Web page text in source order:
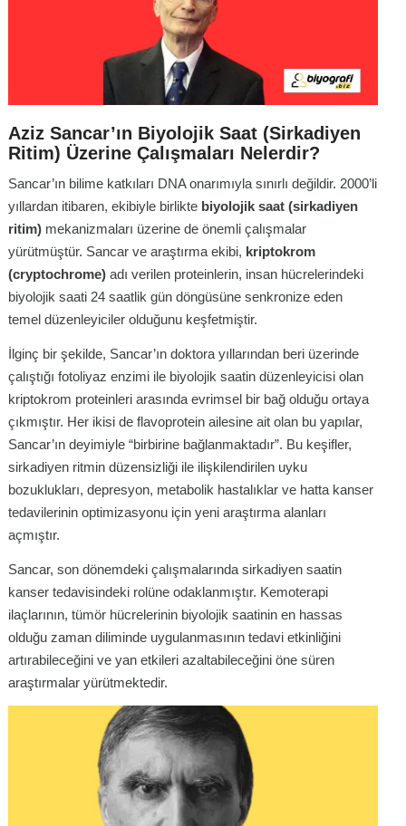
Aziz Sancar’ın Biyolojik Saat (Sirkadiyen
Ritim) Üzerine Çalışmaları Nelerdir?
Sancar’ın bilime katkıları DNA onarımıyla sınırlı değildir. 2000’li
yıllardan itibaren, ekibiyle birlikte biyolojik saat (sirkadiyen
ritim) mekanizmaları üzerine de önemli çalışmalar
yürütmüştür. Sancar ve araştırma ekibi, kriptokrom
(cryptochrome) adı verilen proteinlerin, insan hücrelerindeki
biyolojik saati 24 saatlik gün döngüsüne senkronize eden
temel düzenleyiciler olduğunu keşfetmiştir.
İlginç bir şekilde, Sancar’ın doktora yıllarından beri üzerinde
çalıştığı fotoliyaz enzimi ile biyolojik saatin düzenleyicisi olan
kriptokrom proteinleri arasında evrimsel bir bağ olduğu ortaya
çıkmıştır. Her ikisi de flavoprotein ailesine ait olan bu yapılar,
Sancar’ın deyimiyle “birbirine bağlanmaktadır”. Bu keşifler,
sirkadiyen ritmin düzensizliği ile ilişkilendirilen uyku
bozuklukları, depresyon, metabolik hastalıklar ve hatta kanser
tedavilerinin optimizasyonu için yeni araştırma alanları
açmıştır.
Sancar, son dönemdeki çalışmalarında sirkadiyen saatin
kanser tedavisindeki rolüne odaklanmıştır. Kemoterapi
ilaçlarının, tümör hücrelerinin biyolojik saatinin en hassas
olduğu zaman diliminde uygulanmasının tedavi etkinliğini
artırabileceğini ve yan etkileri azaltabileceğini öne süren
araştırmalar yürütmektedir.